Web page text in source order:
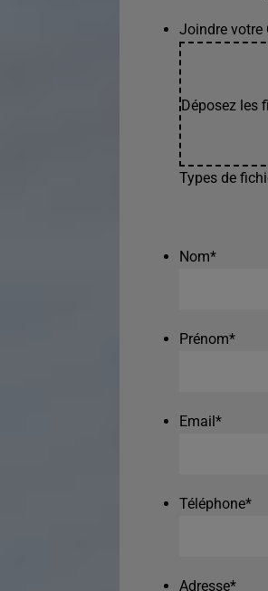
Joindre votre
Déposez les
Types de
Nom*
Prénom*
Email*
Téléphone*
Adresse*